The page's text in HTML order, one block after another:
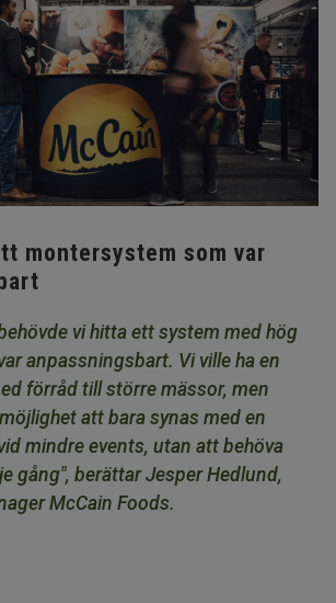
montersystem som var
vi hitta ett system med hög
anpassningsbart. Vi ville ha en
förråd till större mässor, men
att bara synas med en
mindre events, utan att behöva
gång", berättar Jesper Hedlund,
McCain Foods.